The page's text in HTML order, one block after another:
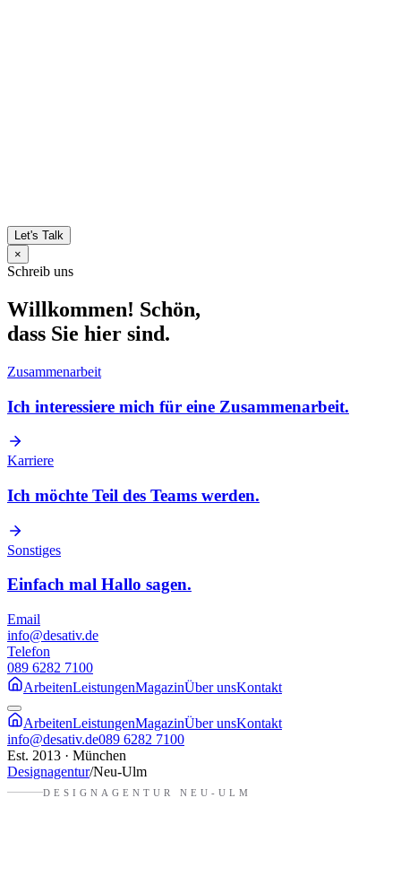
Let's Talk
×
Schreib uns
Willkommen! Schön,
dass Sie hier sind.
Zusammenarbeit
Ich interessiere mich für eine Zusammenarbeit.
Karriere
Ich möchte Teil des Teams werden.
Sonstiges
Einfach mal Hallo sagen.
Email
info@desativ.de
Telefon
089 6282 7100
ArbeitenLeistungenMagazinÜber unsKontakt
ArbeitenLeistungenMagazinÜber unsKontakt
info@desativ.de089 6282 7100
Est. 2013 · München
Designagentur/Neu-Ulm
DESIGNAGENTUR NEU-ULM